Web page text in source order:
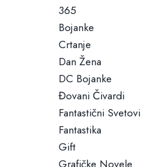
a
c
e
a
l
n
a
c
e
n
a
365
Bojanke
Crtanje
Dan Žena
DC Bojanke
Đovani Čivardi
Fantastični Svetovi
Fantastika
Gift